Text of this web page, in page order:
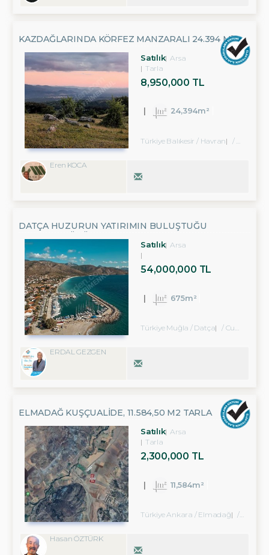
KAZDAĞLARINDA KÖRFEZ MANZARALI 24.394 M²
Satılık Arsa
Tarla
8,950,000 TL
24,394m²
Türkiye Balıkesir / Havran / Fazlıca Köyü
Eren KOCA
DATÇA HUZURUN YATIRIMIN BULUŞTUĞU
Satılık Arsa
54,000,000 TL
675m²
Türkiye Muğla / Datça / Cumalı Köyü
ERDAL GEZGEN
ELMADAĞ KUŞÇUALIDE, 11.584,50 M2 TARLA
Satılık Arsa
Tarla
2,300,000 TL
11,584m²
Türkiye Ankara / Elmadağ / Kuşçuali Köyü
Hasan ÖZTÜRK